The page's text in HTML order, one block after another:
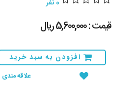
0 نفر
قیمت : 5,600,000 ريال
افزودن به سبد خرید
علاقه مندی